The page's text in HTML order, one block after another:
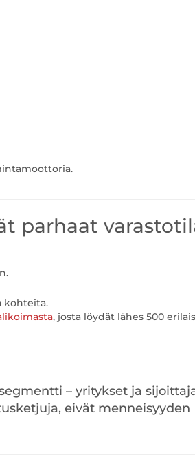
parhaat
kohteita.
, josta löydät lähes 500
– yritykset ja
eivät menneisyyden